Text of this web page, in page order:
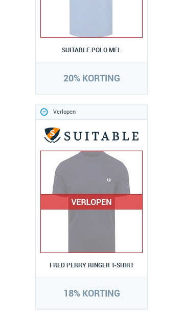
SUITABLE POLO MEL
20% KORTING
Verlopen
FRED PERRY RINGER T-SHIRT
18% KORTING